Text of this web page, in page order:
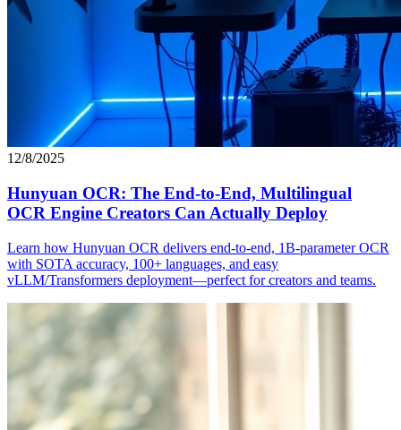
12/8/2025
Hunyuan OCR: The End-to-End, Multilingual
OCR Engine Creators Can Actually Deploy
Learn how Hunyuan OCR delivers end-to-end, 1B-parameter OCR
with SOTA accuracy, 100+ languages, and easy
vLLM/Transformers deployment—perfect for creators and teams.